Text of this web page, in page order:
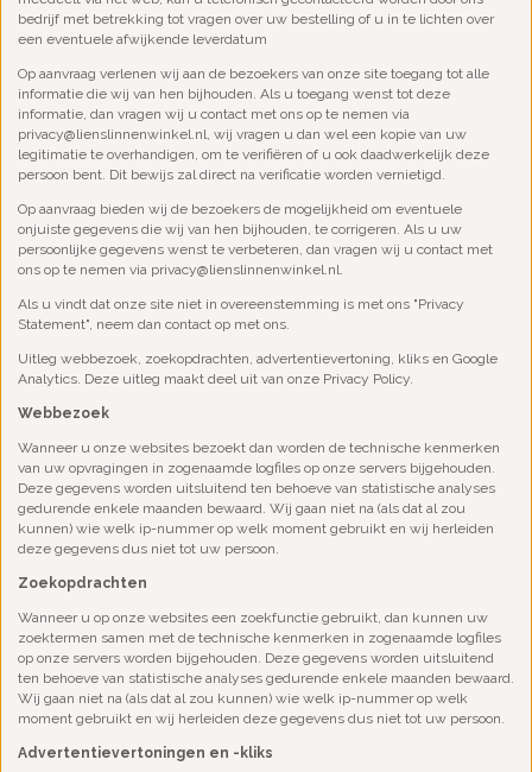
bedrijf met betrekking tot vragen over uw bestelling of u in te lichten over
een eventuele afwijkende leverdatum
Op aanvraag verlenen wij aan de bezoekers van onze site toegang tot alle
informatie die wij van hen bijhouden. Als u toegang wenst tot deze
informatie, dan vragen wij u contact met ons op te nemen via
privacy@lienslinnenwinkel.nl, wij vragen u dan wel een kopie van uw
legitimatie te overhandigen, om te verifiëren of u ook daadwerkelijk deze
persoon bent. Dit bewijs zal direct na verificatie worden vernietigd.
Op aanvraag bieden wij de bezoekers de mogelijkheid om eventuele
onjuiste gegevens die wij van hen bijhouden, te corrigeren. Als u uw
persoonlijke gegevens wenst te verbeteren, dan vragen wij u contact met
ons op te nemen via privacy@lienslinnenwinkel.nl.
Als u vindt dat onze site niet in overeenstemming is met ons "Privacy
Statement", neem dan contact op met ons.
Uitleg webbezoek, zoekopdrachten, advertentievertoning, kliks en Google
Analytics. Deze uitleg maakt deel uit van onze Privacy Policy.
Webbezoek
Wanneer u onze websites bezoekt dan worden de technische kenmerken
van uw opvragingen in zogenaamde logfiles op onze servers bijgehouden.
Deze gegevens worden uitsluitend ten behoeve van statistische analyses
gedurende enkele maanden bewaard. Wij gaan niet na (als dat al zou
kunnen) wie welk ip-nummer op welk moment gebruikt en wij herleiden
deze gegevens dus niet tot uw persoon.
Zoekopdrachten
Wanneer u op onze websites een zoekfunctie gebruikt, dan kunnen uw
zoektermen samen met de technische kenmerken in zogenaamde logfiles
op onze servers worden bijgehouden. Deze gegevens worden uitsluitend
ten behoeve van statistische analyses gedurende enkele maanden bewaard.
Wij gaan niet na (als dat al zou kunnen) wie welk ip-nummer op welk
moment gebruikt en wij herleiden deze gegevens dus niet tot uw persoon.
Advertentievertoningen en -kliks